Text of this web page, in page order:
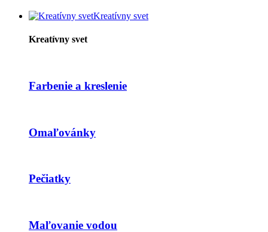
Kreatívny svet
Kreatívny svet
Farbenie a kreslenie
Omaľovánky
Pečiatky
Maľovanie vodou